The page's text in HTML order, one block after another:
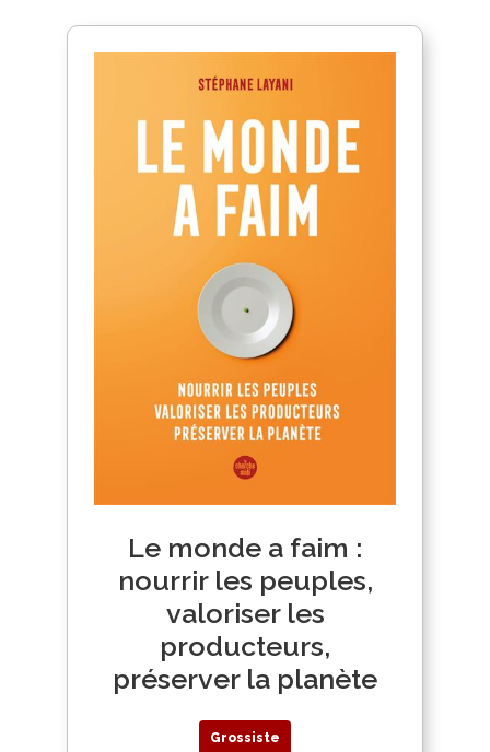
Le monde a faim :
nourrir les peuples,
valoriser les
producteurs,
préserver la planète
Grossiste